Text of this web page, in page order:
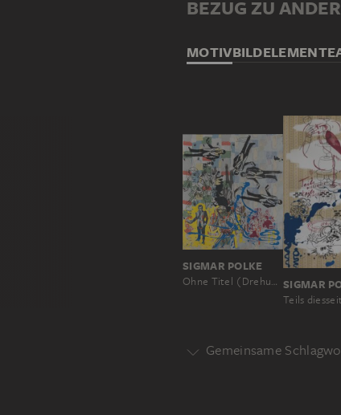
BEZUG ZU
MOTIVBILDELEMENTE
SIGMAR POLKE
Ohne Titel (Drehung)
Gemeinsame